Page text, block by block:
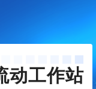
动工作站